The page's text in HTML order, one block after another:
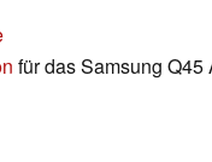
für das Samsung Q45